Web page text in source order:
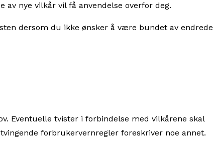
av nye vilkår vil få anvendelse overfor deg.
dersom du ikke ønsker å være bundet av endrede
Eventuelle tvister i forbindelse med vilkårene skal
forbrukervernregler foreskriver noe annet.